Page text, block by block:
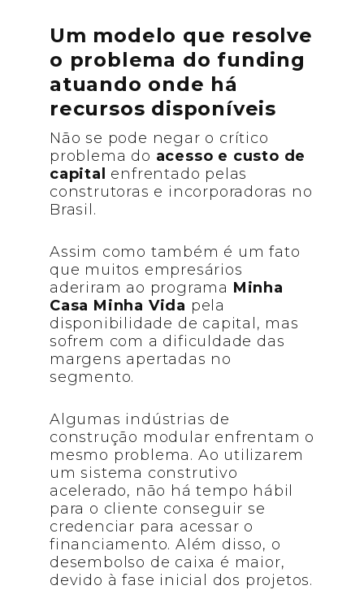
Um modelo que resolve
o problema do funding
atuando onde há
recursos disponíveis
Não se pode negar o crítico
problema do acesso e custo de
capital
enfrentado pelas
construtoras e incorporadoras no
Brasil.
Assim como também é um fato
que muitos empresários
aderiram ao programa Minha
Casa Minha Vida pela
disponibilidade de capital, mas
sofrem com a dificuldade das
margens apertadas no
segmento.
Algumas indústrias de
construção modular enfrentam o
mesmo problema. Ao utilizarem
um sistema construtivo
acelerado, não há tempo hábil
para o cliente conseguir se
credenciar para acessar o
financiamento. Além disso, o
desembolso de caixa é maior,
devido à fase inicial dos projetos.